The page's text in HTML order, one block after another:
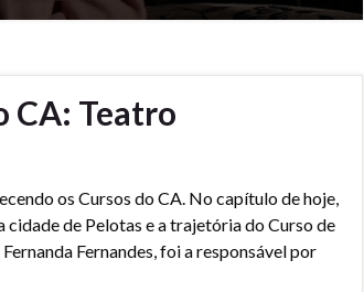
CA: Teatro
os Cursos do CA. No capítulo de hoje,
de Pelotas e a trajetória do Curso de
Fernandes, foi a responsável por